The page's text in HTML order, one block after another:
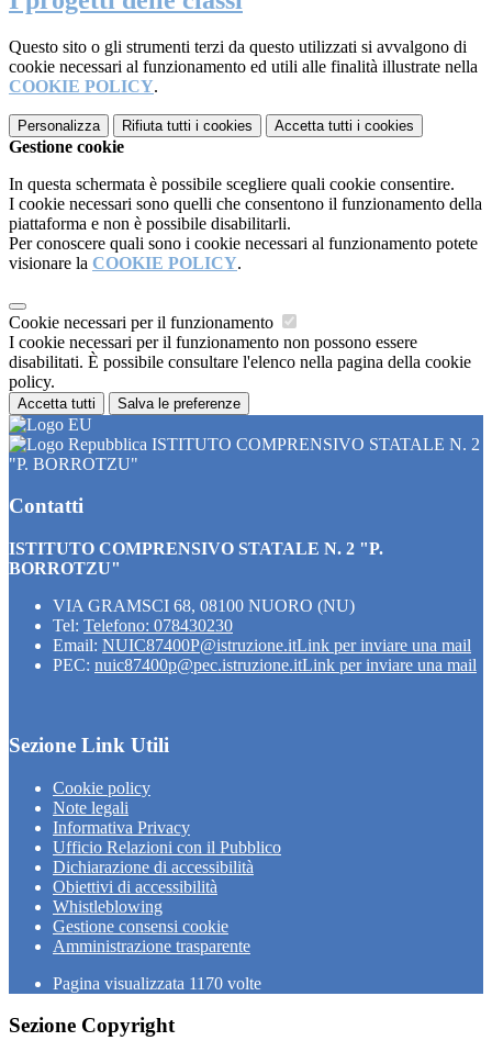
Questo sito o gli strumenti terzi da questo utilizzati si avvalgono di
cookie necessari al funzionamento ed utili alle finalità illustrate nella
COOKIE POLICY.
Personalizza Rifiuta tutti i cookies Accetta tutti i cookies
Gestione cookie
In questa schermata è possibile scegliere quali cookie consentire.
I cookie necessari sono quelli che consentono il funzionamento della
piattaforma e non è possibile disabilitarli.
Per conoscere quali sono i cookie necessari al funzionamento potete
visionare la COOKIE POLICY.
Cookie necessari per il funzionamento
I cookie necessari per il funzionamento non possono essere
disabilitati. È possibile consultare l'elenco nella pagina della cookie
policy.
Accetta tutti Salva le preferenze
ISTITUTO COMPRENSIVO STATALE N. 2
"P. BORROTZU"
Contatti
ISTITUTO COMPRENSIVO STATALE N. 2 "P.
BORROTZU"
VIA GRAMSCI 68, 08100 NUORO (NU)
Tel: Telefono: 078430230
Email: NUIC87400P@istruzione.itLink per inviare una mail
PEC: nuic87400p@pec.istruzione.itLink per inviare una mail
Sezione Link Utili
Cookie policy
Note legali
Informativa Privacy
Ufficio Relazioni con il Pubblico
Dichiarazione di accessibilità
Obiettivi di accessibilità
Whistleblowing
Gestione consensi cookie
Amministrazione trasparente
Pagina visualizzata 1170 volte
Sezione Copyright